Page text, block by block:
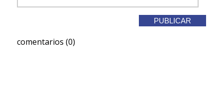
comentarios (0)